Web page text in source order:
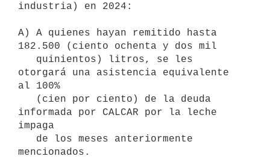
industria) en 2024:
A) A quienes hayan remitido hasta
182.500 (ciento ochenta y dos mil
otorgará una asistencia equivalente
al 100%
informada por CALCAR por la leche
impaga
mencionados.